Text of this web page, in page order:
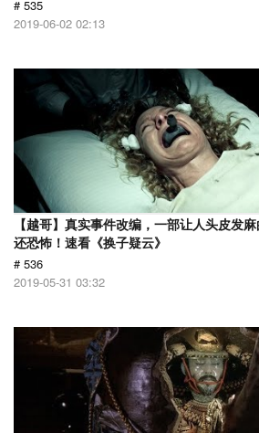
# 535
2019-06-02 02:13
【越哥】真实事件改编，一部让人头皮发
还恐怖！速看《换子疑云》
# 536
2019-05-31 03:32